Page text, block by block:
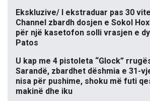
Ekskluzive/ I ekstraduar pas 30
Channel zbardh dosjen e Sokol
për një kasetofon solli vrasjen e
Patos
U kap me 4 pistoleta “Glock”
Sarandë, zbardhet dëshmia e 31-
nisa për pushime, shoku më futi
makinë dhe iku